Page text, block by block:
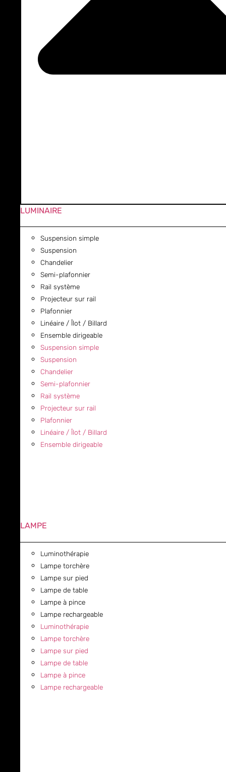
LUMINAIRE
Suspension simple
Suspension
Chandelier
Semi-plafonnier
Rail système
Projecteur sur rail
Plafonnier
Linéaire / Îlot / Billard
Ensemble dirigeable
Suspension simple
Suspension
Chandelier
Semi-plafonnier
Rail système
Projecteur sur rail
Plafonnier
Linéaire / Îlot / Billard
Ensemble dirigeable
LAMPE
Luminothérapie
Lampe torchère
Lampe sur pied
Lampe de table
Lampe à pince
Lampe rechargeable
Luminothérapie
Lampe torchère
Lampe sur pied
Lampe de table
Lampe à pince
Lampe rechargeable